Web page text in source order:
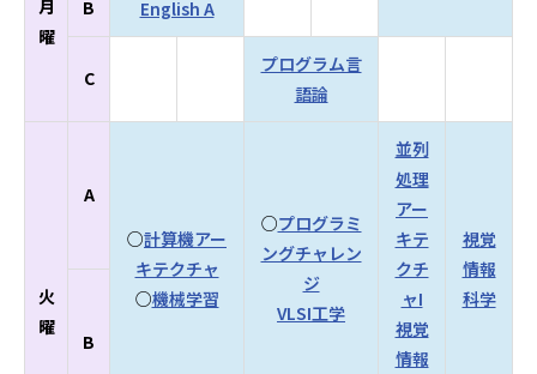
月
曜
English A
B
C
プログラム言
語論
火
曜
A
○計算機アー
キテクチャ
○機械学習
○プログラミ
ングチャレン
ジ
VLSI工学
並列
処理
アー
キテ
クチ
ャI
視覚
情報
視覚
情報
科学
B